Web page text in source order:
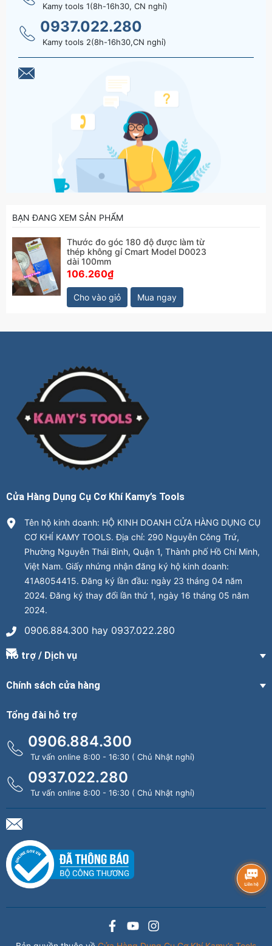
Kamy tools 1(8h-16h30, CN nghỉ)
0937.022.280
Kamy tools 2(8h-16h30,CN nghỉ)
BẠN ĐANG XEM SẢN PHẨM
Thước đo góc 180 độ được làm từ
thép không gỉ Cmart Model D0023
dài 100mm
106.260₫
Cho vào giỏ Mua ngay
Cửa Hàng Dụng Cụ Cơ Khí Kamy’s Tools
Tên hộ kinh doanh: HỘ KINH DOANH CỬA HÀNG DỤNG CỤ
CƠ KHÍ KAMY TOOLS. Địa chỉ: 290 Nguyễn Công Trứ,
Phường Nguyễn Thái Bình, Quận 1, Thành phố Hồ Chí Minh,
Việt Nam. Giấy nhứng nhận đăng ký hộ kinh doanh:
41A8054415. Đăng ký lần đầu: ngày 23 tháng 04 năm
2024. Đăng ký thay đổi lần thứ 1, ngày 16 tháng 05 năm
2024.
0906.884.300 hay 0937.022.280
Hỗ trợ / Dịch vụ
Chính sách cửa hàng
Tổng đài hỗ trợ
0906.884.300
Tư vấn online 8:00 - 16:30 ( Chủ Nhật nghỉ)
0937.022.280
Tư vấn online 8:00 - 16:30 ( Chủ Nhật nghỉ)